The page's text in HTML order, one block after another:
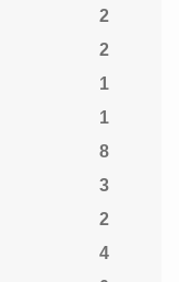
2
2
1
1
8
3
2
4